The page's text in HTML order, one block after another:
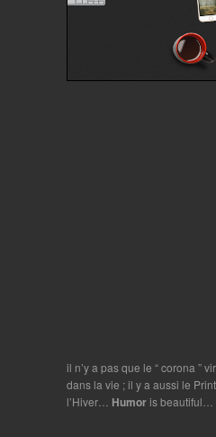
il n’y a pas que le “ corona ”
dans la vie ; il y a aussi le
l’Hiver… Humoris beautiful…